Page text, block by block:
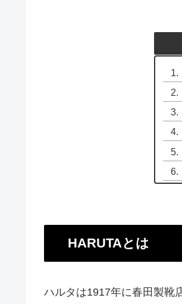
HARUTAとは
ハルタは1917年に春田製靴